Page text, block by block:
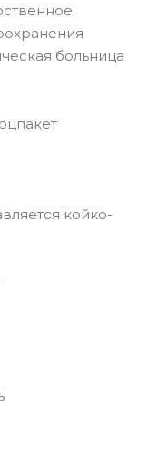
больница
койко-